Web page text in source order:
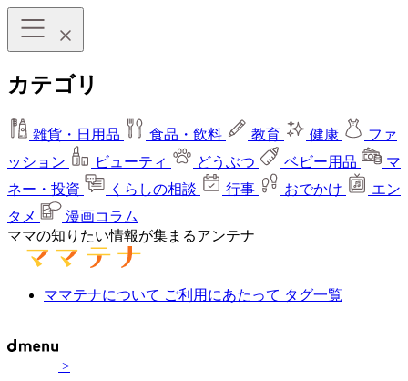
カテゴリ
雑貨・日用品 食品・飲料 教育 健康
ファ
ッション
ビューティ どうぶつ ベビー用品
マ
ネー・投資
くらしの相談 行事 おでかけ
エン
タメ
漫画コラム
ママの知りたい情報が集まるアンテナ
ママテナについて ご利用にあたって タグ一覧
>